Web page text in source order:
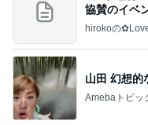
協賛のイベ
すぎ
hirokoの
山田 幻想的
Amebaトピッ